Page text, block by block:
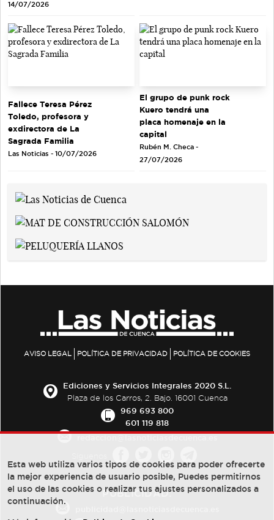
14/07/2026
Fallece Teresa Pérez
Toledo, profesora y
exdirectora de La
Sagrada Familia
Las Noticias - 10/07/2026
El grupo de punk rock
Kuero tendrá una
placa homenaje en la
capital
Rubén M. Checa -
27/07/2026
AVISO LEGAL POLÍTICA DE PRIVACIDAD POLÍTICA DE COOKIES
Ediciones y Servicios Integrales 2020 S.L.
Plaza de los Carros, 2. Bajo. 16001 Cuenca
969 693 800
601 119 818
PUBLICIDAD:
Esta web utiliza varios tipos de cookies para poder ofrecerte
la mejor experiencia de usuario posible, Puedes permitirnos
el uso de las cookies o realizar tus ajustes personalizados a
continuación.